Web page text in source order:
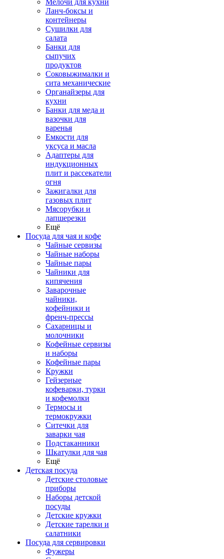
Мелочи для кухни
Ланч-боксы и
контейнеры
Сушилки для
салата
Банки для
сыпучих
продуктов
Соковыжималки и
сита механические
Органайзеры для
кухни
Банки для меда и
вазочки для
варенья
Емкости для
уксуса и масла
Адаптеры для
индукционных
плит и рассекатели
огня
Зажигалки для
газовых плит
Мясорубки и
лапшерезки
Ещё
Посуда для чая и кофе
Чайные сервизы
Чайные наборы
Чайные пары
Чайники для
кипячения
Заварочные
чайники,
кофейники и
френч-прессы
Сахарницы и
молочники
Кофейные сервизы
и наборы
Кофейные пары
Кружки
Гейзерные
кофеварки, турки
и кофемолки
Термосы и
термокружки
Ситечки для
заварки чая
Подстаканники
Шкатулки для чая
Ещё
Детская посуда
Детские столовые
приборы
Наборы детской
посуды
Детские кружки
Детские тарелки и
салатники
Посуда для сервировки
Фужеры